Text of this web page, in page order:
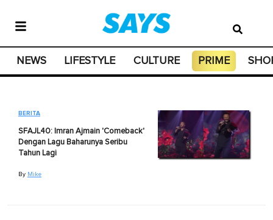
NEWS LIFESTYLE CULTURE PRIME
BERITA
SFAJL40: Imran Ajmain 'Comeback'
Dengan Lagu Baharunya Seribu
Tahun Lagi
By Mike